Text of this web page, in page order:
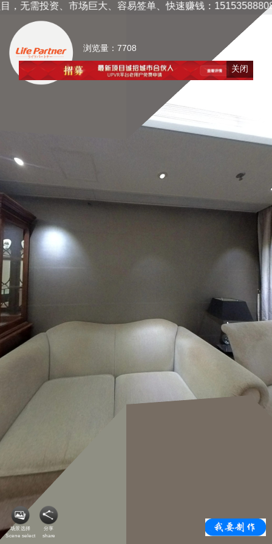
无需投资、市场巨大、容易签单、快速赚钱：15153588808/
浏览量：7708
场景选择
Scene select
分享
share
关闭